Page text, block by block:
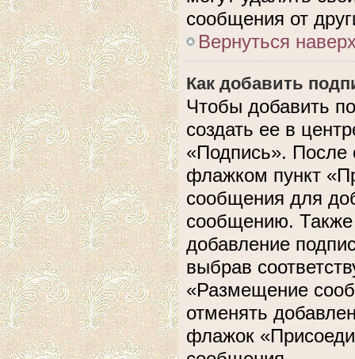
сообщения от
Вернуться
Как добавить
Чтобы добавить
создать ее в
«Подпись». После
флажком пункт
сообщения для
сообщению. Также
добавление
выбрав
«Размещение
отменять
флажок